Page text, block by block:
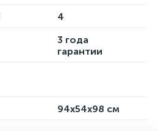
4
3 года
гарантии
94х54х98 см